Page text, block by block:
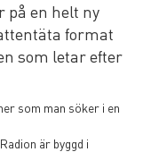
på en helt ny
format
som letar efter
som man söker i en
. Radion är byggd i